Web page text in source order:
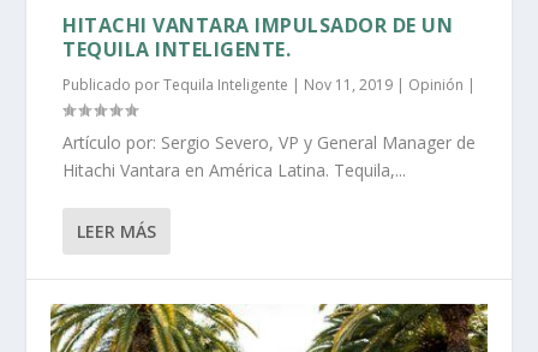
HITACHI VANTARA IMPULSADOR DE UN
TEQUILA INTELIGENTE.
Publicado porTequila Inteligente | Nov 11, 2019 | Opinión |
Artículo por: Sergio Severo, VP y General Manager de
Hitachi Vantara en América Latina. Tequila,...
LEER MÁS